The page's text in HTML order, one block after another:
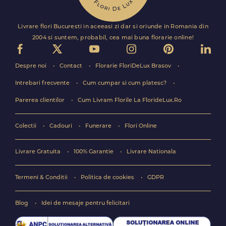
Livrare flori Bucuresti in aceeasi zi dar si oriunde in Romania din
2004 si suntem, probabil, cea mai buna florarie online!
Despre noi Contact Florarie FloriDeLux Brasov
Intrebari frecvente Cum cumpar si cum platesc?
Parerea clientilor Cum Livram Florile La FlorideLux.Ro
Colectii Cadouri Funerare Flori Online
Livrare Gratuita 100% Garantie Livrare Nationala
Termeni & Conditii Politica de cookies GDPR
Blog Idei de mesaje pentru felicitari